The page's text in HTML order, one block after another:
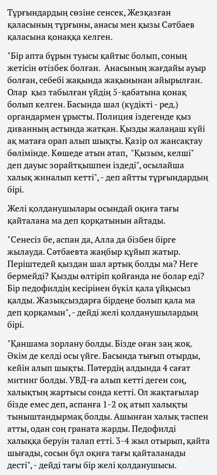
Тұрғындардың сөзіне сенсек, Жезқазған
қаласының тұрғыны, анасы мен қызы Сәтбаев
қаласына қонаққа келген.
"Бір апта бұрын туысы қайтыс болып, соның
жетісін өтізбек болған. Анасының жағдайы ауыр
болған, себебі жақында жақынынан айырылған.
Олар қыз табылған үйдің 5-қабатына қонақ
болып келген. Басында шал (күдікті - ред.)
органдармен ұрысты. Полиция іздегенде қыз
диванның астында жатқан. Қызды жалаңаш күйі
ақ матаға орап алып шықты. Қазір ол жансақтау
бөлімінде. Көшеде атын атап, "Қызым, келші"
деп дауыс зорайтқышпен іздеді", осылайша
халық жиналып кетті", - деп айтты тұрғындардың
бірі.
Желі қолданушылары осындай оқиға тағы
қайталана ма деп қорқатынын айтады.
"Сенесіз бе, аспан да, Алла да бізбен бірге
жылауда. Сәтбаевта жаңбыр құйып жатыр.
Періштедей қыздан шал артық болды ма? Неге
бермейді? Қызды өлтіріп қойғанда не болар еді?
Бір педофилдің кесірінен бүкіл қала ұйқысыз
қалды. Жазықсыздарға бірдеңе болып қала ма
деп қорқамын", - дейді желі қолданушылардың
бірі.
"Қаншама зорлану болды. Бізде оған заң жоқ.
Әкім де келді осы үйге. Басында тығып отырды,
кейін алып шықты. Пәтердің алдында 4 сағат
митинг болды. УВД-ға алып кетті деген соң,
халықтың жартысы сонда кетті. Ол жақтағылар
бізде емес деп, аспанға 1-2 оқ атып халықты
тыныштандырмақ болды. Ашынған халық таспен
атты, одан соң граната жарды. Педофилді
халыққа беруін талап етті. 3-4 жыл отырып, қайта
шығады, сосын бұл оқиға тағы қайталанады
десті", - дейді тағы бір желі қолданушысы.